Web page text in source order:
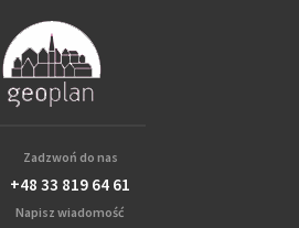
Zadzwoń do nas
+48 33 819 64 61
Napisz wiadomość